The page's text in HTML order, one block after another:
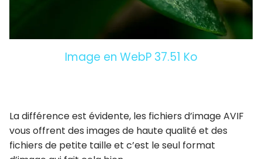
Image en WebP 37.51 Ko
La différence est évidente, les fichiers d’image AVIF
vous offrent des images de haute qualité et des
fichiers de petite taille et c’est le seul format